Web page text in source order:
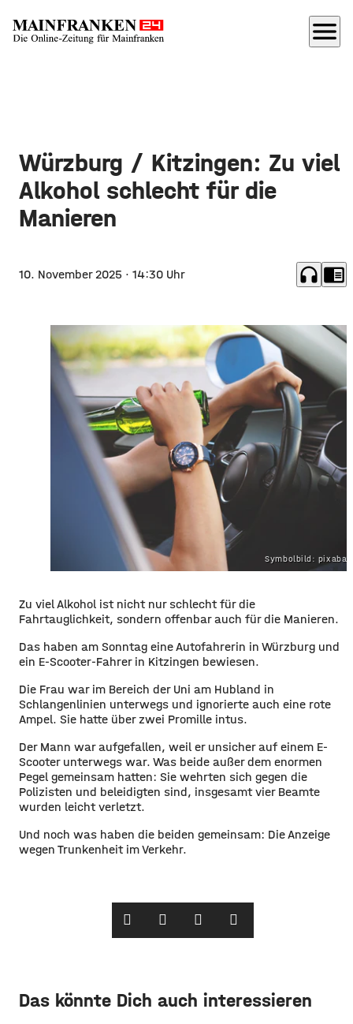
menu
Würzburg / Kitzingen: Zu viel
Alkohol schlecht für die
Manieren
10. November 2025 · 14:30 Uhr headphones chrome_reader_mode
Symbolbild:
Zu viel Alkohol ist nicht nur schlecht für die
Fahrtauglichkeit, sondern offenbar auch für die Manieren.
Das haben am Sonntag eine Autofahrerin in Würzburg und
ein E-Scooter-Fahrer in Kitzingen bewiesen.
Die Frau war im Bereich der Uni am Hubland in
Schlangenlinien unterwegs und ignorierte auch eine rote
Ampel. Sie hatte über zwei Promille intus.
Der Mann war aufgefallen, weil er unsicher auf einem E-
Scooter unterwegs war. Was beide außer dem enormen
Pegel gemeinsam hatten: Sie wehrten sich gegen die
Polizisten und beleidigten sind, insgesamt vier Beamte
wurden leicht verletzt.
Und noch was haben die beiden gemeinsam: Die Anzeige
wegen Trunkenheit im Verkehr.
Das könnte Dich auch interessieren